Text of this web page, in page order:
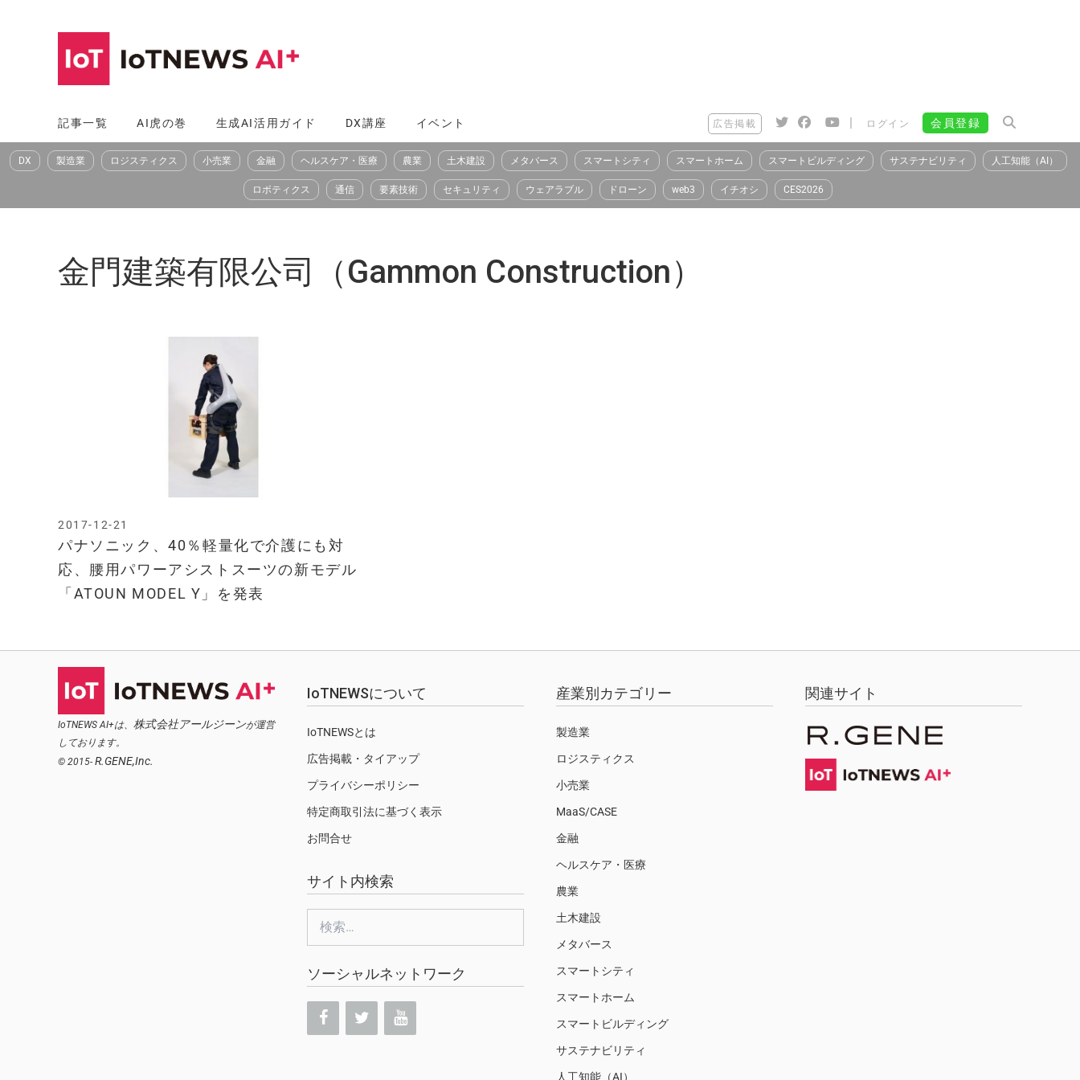
へ
ス
記事一覧 AI虎の巻 生成AI活用ガイド DX講座 イベント 広告掲載 | ログイン 会員登録
DX 製造業 ロジスティクス 小売業 金融 ヘルスケア・医療 農業 土木建設 メタバース スマートシティ スマートホーム スマートビルディング サステナビリティ 人工知能（AI）
ロボティクス 通信 要素技術 セキュリティ ウェアラブル ドローン web3 イチオシ CES2026
金門建築有限公司（Gammon Construction）
パナソニック、40％軽量化で介護にも対
応、腰用パワーアシストスーツの新モデル
「ATOUN MODEL Y」を発表
2017-12-21
IoTNEWS AI+は、 株式会社アールジーンが運営
しております。
© 2015- R.GENE,Inc.
IoTNEWSについて
IoTNEWSとは
広告掲載・タイアップ
プライバシーポリシー
特定商取引法に基づく表示
お問合せ
サイト内検索
ソーシャルネットワーク
産業別カテゴリー
製造業
ロジスティクス
小売業
MaaS/CASE
金融
ヘルスケア・医療
農業
土木建設
メタバース
スマートシティ
スマートホーム
スマートビルディング
サステナビリティ
人工知能（AI）
関連サイト